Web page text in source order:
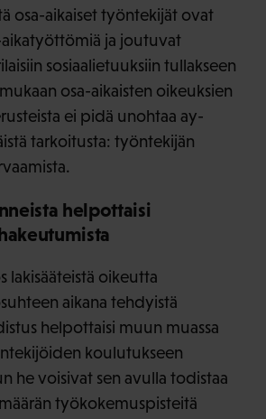
osa-aikaiset työntekijät ovat
aikatyöttömiä ja joutuvat
sosiaalietuuksiin tullakseen
osa-aikaisten oikeuksien
ei pidä unohtaa ay-
tarkoitusta: työntekijän
helpottaisi
lakisääteistä oikeutta
aikana tehdyistä
helpottaisi muun muassa
koulutukseen
he voisivat sen avulla todistaa
työkokemuspisteitä